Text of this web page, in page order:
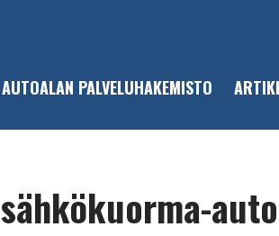
AUTOALAN PALVELUHAKEMISTO
sähkökuorma-auto